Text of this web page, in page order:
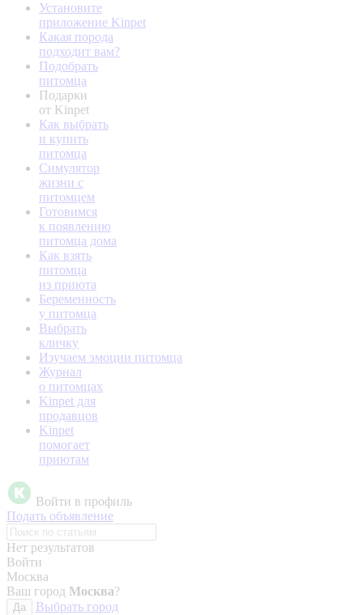
Установите
приложение Kinpet
Какая порода
подходит вам?
Подобрать
питомца
Подарки
от Kinpet
Как выбрать
и купить
питомца
Симулятор
жизни с
питомцем
Готовимся
к появлению
питомца дома
Как взять
питомца
из приюта
Беременность
у питомца
Выбрать
кличку
Изучаем эмоции питомца
Журнал
о питомцах
Kinpet для
продавцов
Kinpet
помогает
приютам
Войти в профиль
Подать объявление
Нет результатов
Войти
Москва
Ваш город Москва?
Да
Выбрать город